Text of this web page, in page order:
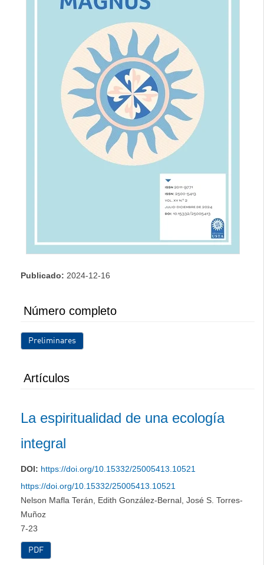
Publicado: 2024-12-16
Número completo
Preliminares
Artículos
La espiritualidad de una ecología
integral
DOI: https://doi.org/10.15332/25005413.10521
https://doi.org/10.15332/25005413.10521
Nelson Mafla Terán, Edith González-Bernal, José S. Torres-
Muñoz
7-23
PDF